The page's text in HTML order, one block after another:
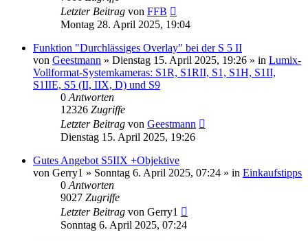
Letzter Beitrag von FFB
Montag 28. April 2025, 19:04
Funktion "Durchlässiges Overlay" bei der S 5 II
von Geestmann » Dienstag 15. April 2025, 19:26 » in Lumix-
Vollformat-Systemkameras: S1R, S1RII, S1, S1H, S1II,
S1IIE, S5 (II, IIX, D) und S9
0 Antworten
12326 Zugriffe
Letzter Beitrag von Geestmann
Dienstag 15. April 2025, 19:26
Gutes Angebot S5IIX +Objektive
von Gerry1 » Sonntag 6. April 2025, 07:24 » in Einkaufstipps
0 Antworten
9027 Zugriffe
Letzter Beitrag von Gerry1
Sonntag 6. April 2025, 07:24